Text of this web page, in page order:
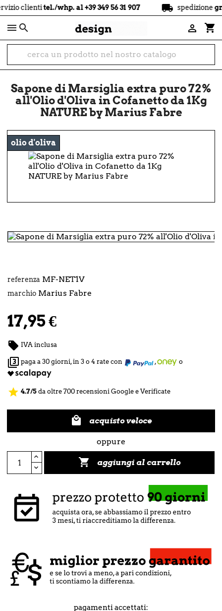
tel./whp. al +39 349 56 31 907 local_shipping spedizionegratuitaa
 shopping_cart

Sapone di Marsiglia extra puro 72%
all'Olio d'Oliva in Cofanetto da 1Kg
NATURE by Marius Fabre
olio d'oliva
referenza MF-NET1V
marchio Marius Fabre
17,95 €
 IVA inclusa
 paga a 30 giorni, in 3 o 4 rate con , o
star 4.7/5 da oltre 700 recensioni Google e Verificate
 acquisto veloce
oppure
 aggiungi al carrello
pagamenti accettati: